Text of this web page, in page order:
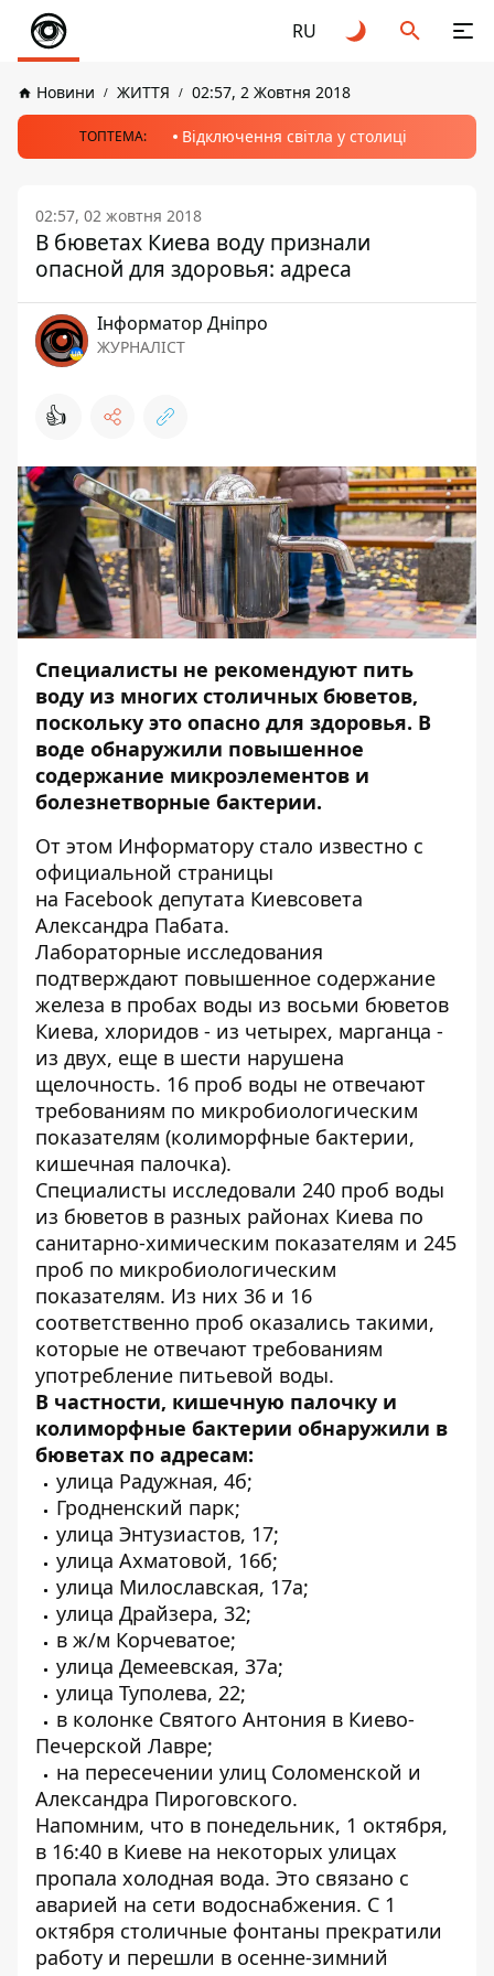
RU
Новини ЖИТТЯ 02:57, 2 Жовтня 2018
ТОПТЕМА: Відключення світла у столиці
02:57, 02 жовтня 2018
В бюветах Киева воду признали
опасной для здоровья: адреса
Інформатор Дніпро
ЖУРНАЛІСТ
👍
Специалисты не рекомендуют пить
воду из многих столичных бюветов,
поскольку это опасно для здоровья. В
воде обнаружили повышенное
содержание микроэлементов и
болезнетворные бактерии.
От этом Информатору стало известно с
официальной страницы
на Facebook депутата Киевсовета
Александра Пабата.
Лабораторные исследования
подтверждают повышенное содержание
железа в пробах воды из восьми бюветов
Киева, хлоридов - из четырех, марганца -
из двух, еще в шести нарушена
щелочность. 16 проб воды не отвечают
требованиям по микробиологическим
показателям (колиморфные бактерии,
кишечная палочка).
Специалисты исследовали 240 проб воды
из бюветов в разных районах Киева по
санитарно-химическим показателям и 245
проб по микробиологическим
показателям. Из них 36 и 16
соответственно проб оказались такими,
которые не отвечают требованиям
употребление питьевой воды.
В частности, кишечную палочку и
колиморфные бактерии обнаружили в
бюветах по адресам:
улица Радужная, 4б;
Гродненский парк;
улица Энтузиастов, 17;
улица Ахматовой, 16б;
улица Милославская, 17а;
улица Драйзера, 32;
в ж/м Корчеватое;
улица Демеевская, 37а;
улица Туполева, 22;
в колонке Святого Антония в Киево-
Печерской Лавре;
на пересечении улиц Соломенской и
Александра Пироговского.
Напомним, что в понедельник, 1 октября,
в 16:40 в Киеве на некоторых улицах
пропала холодная вода. Это связано с
аварией на сети водоснабжения. С 1
октября столичные фонтаны прекратили
работу и перешли в осенне-зимний